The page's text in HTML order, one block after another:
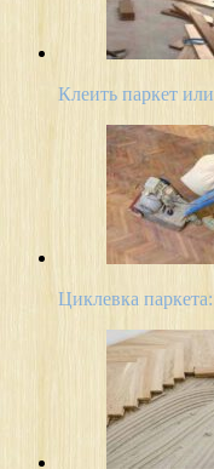
Клеить паркет
Циклевка